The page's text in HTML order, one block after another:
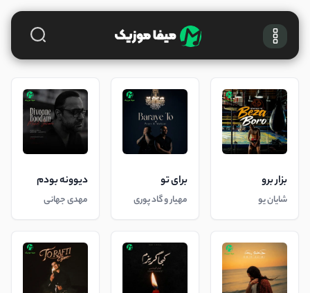
بزار برو
شایان یو
برای تو
مهیار و گاد پوری
دیوونه بودم
مهدی جهانی